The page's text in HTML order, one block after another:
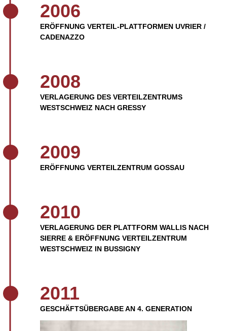
2006
ERÖFFNUNG VERTEIL-PLATTFORMEN UVRIER /
CADENAZZO
2008
VERLAGERUNG DES VERTEILZENTRUMS
WESTSCHWEIZ NACH GRESSY
2009
ERÖFFNUNG VERTEILZENTRUM GOSSAU
2010
VERLAGERUNG DER PLATTFORM WALLIS NACH
SIERRE & ERÖFFNUNG VERTEILZENTRUM
WESTSCHWEIZ IN BUSSIGNY
2011
GESCHÄFTSÜBERGABE AN 4. GENERATION